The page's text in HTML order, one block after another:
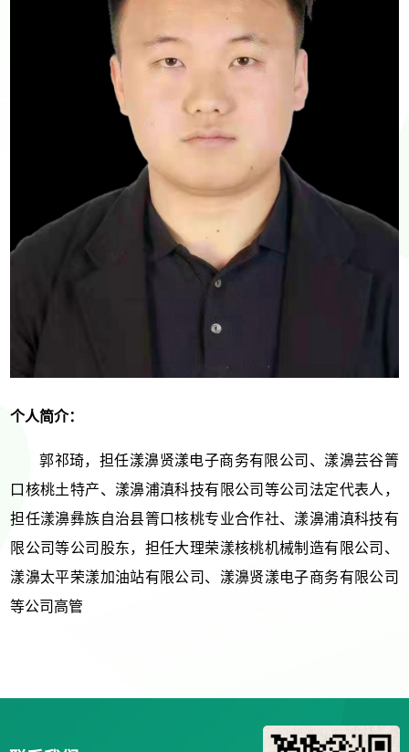
个人简介：
郭祁琦，担任漾濞贤漾电子商务有限公司、漾濞芸谷箐
口核桃土特产、漾濞浦滇科技有限公司等公司法定代表人，
担任漾濞彝族自治县箐口核桃专业合作社、漾濞浦滇科技有
限公司等公司股东，担任大理荣漾核桃机械制造有限公司、
漾濞太平荣漾加油站有限公司、漾濞贤漾电子商务有限公司
等公司高管